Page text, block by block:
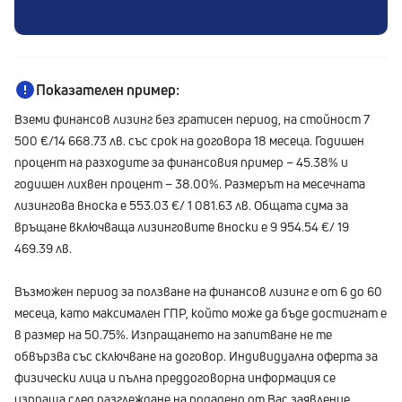
Показателен пример:
Вземи финансов лизинг без гратисен период, на стойност 7
500 €/14 668.73 лв. със срок на договора 18 месеца. Годишен
процент на разходите за финансовия пример – 45.38% и
годишен лихвен процент – 38.00%. Размерът на месечната
лизингова вноска е 553.03 €/ 1 081.63 лв. Общата сума за
връщане включваща лизинговите вноски е 9 954.54 €/ 19
469.39 лв.
Възможен период за ползване на финансов лизинг е от 6 до 60
месеца, като максимален ГПР, който може да бъде достигнат е
в размер на 50.75%. Изпращането на запитване не те
обвързва със сключване на договор. Индивидуална оферта за
физически лица и пълна преддоговорна информация се